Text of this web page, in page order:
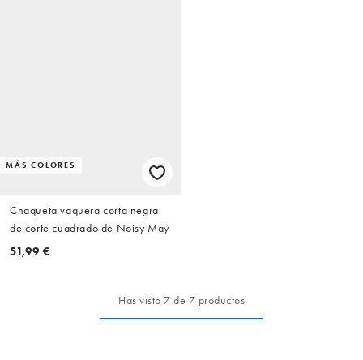
MÁS COLORES
Chaqueta vaquera corta negra
de corte cuadrado de Noisy May
51,99 €
Has visto 7 de 7 productos